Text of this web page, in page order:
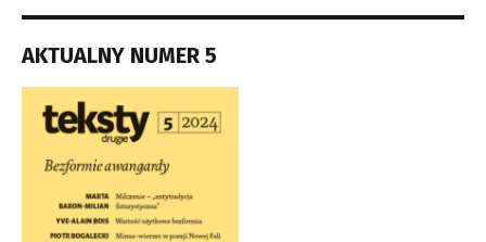
AKTUALNY NUMER 5